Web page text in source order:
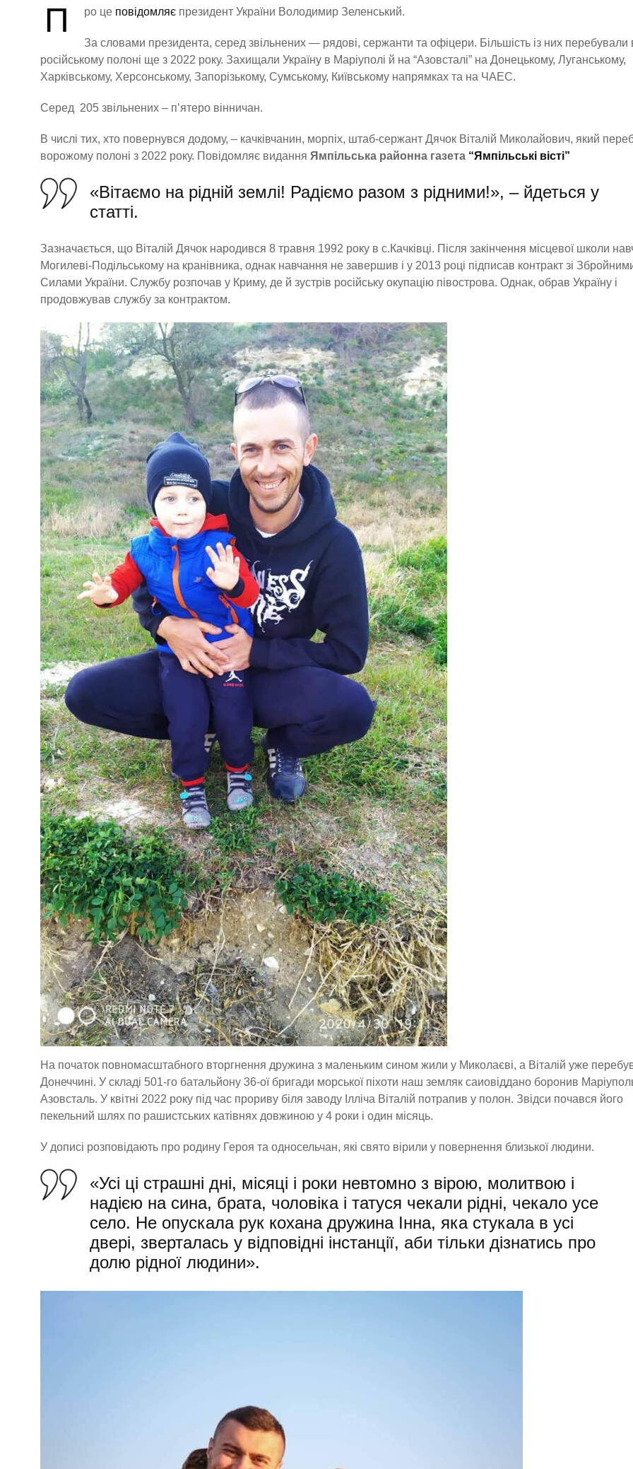
П ро це повідомляє президент України Володимир Зеленський.
За словами президента, серед звільнених — рядові, сержанти та офіцери. Більшість із них перебували
російському полоні ще з 2022 року. Захищали Україну в Маріуполі й на “Азовсталі” на Донецькому, Луганському,
Харківському, Херсонському, Запорізькому, Сумському, Київському напрямках та на ЧАЕС.
Серед 205 звільнених – п’ятеро вінничан.
В числі тих, хто повернувся додому, – качківчанин, морпіх, штаб-сержант Дячок Віталій Миколайович, який
ворожому полоні з 2022 року. Повідомляє видання Ямпільська районна газета “Ямпільські вісті”
«Вітаємо на рідній землі! Радіємо разом з рідними!», – йдеться у
статті.
Зазначається, що Віталій Дячок народився 8 травня 1992 року в с.Качківці. Після закінчення місцевої школи
Могилеві-Подільському на кранівника, однак навчання не завершив і у 2013 році підписав контракт зі
Силами України. Службу розпочав у Криму, де й зустрів російську окупацію півострова. Однак, обрав Україну і
продовжував службу за контрактом.
На початок повномасштабного вторгнення дружина з маленьким сином жили у Миколаєві, а Віталій уже
Донеччині. У складі 501-го батальйону 36-ої бригади морської піхоти наш земляк саиовіддано боронив
Азовсталь. У квітні 2022 року під час прориву біля заводу Ілліча Віталій потрапив у полон. Звідси почався його
пекельний шлях по рашистських катівнях довжиною у 4 роки і один місяць.
У дописі розповідають про родину Героя та односельчан, які свято вірили у повернення близької людини.
«Усі ці страшні дні, місяці і роки невтомно з вірою, молитвою і
надією на сина, брата, чоловіка і татуся чекали рідні, чекало усе
село. Не опускала рук кохана дружина Інна, яка стукала в усі
двері, зверталась у відповідні інстанції, аби тільки дізнатись про
долю рідної людини».